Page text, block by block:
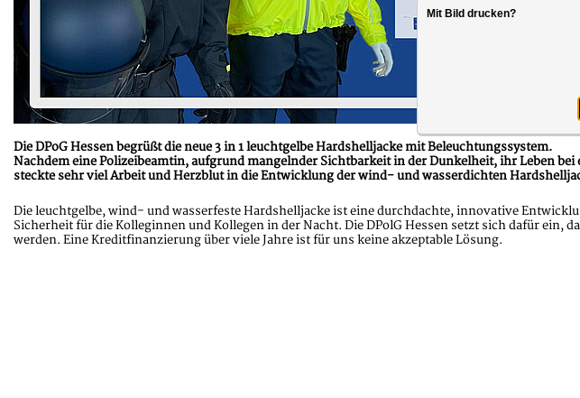
Die DPoG Hessen begrüßt die neue 3 in 1 leuchtgelbe Hardshelljacke mit Beleuchtungssystem.
Nachdem eine Polizeibeamtin, aufgrund mangelnder Sichtbarkeit in der Dunkelheit, ihr Leben
steckte sehr viel Arbeit und Herzblut in die Entwicklung der wind- und wasserdichten
Die leuchtgelbe, wind- und wasserfeste Hardshelljacke ist eine durchdachte, innovative
Sicherheit für die Kolleginnen und Kollegen in der Nacht. Die DPolG Hessen setzt sich dafür ein,
werden. Eine Kreditfinanzierung über viele Jahre ist für uns keine akzeptable Lösung.
Mit Bild drucken?